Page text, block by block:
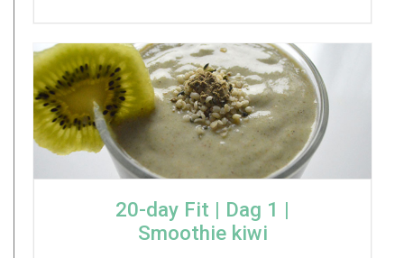
20-day Fit | Dag 1 |
Smoothie kiwi